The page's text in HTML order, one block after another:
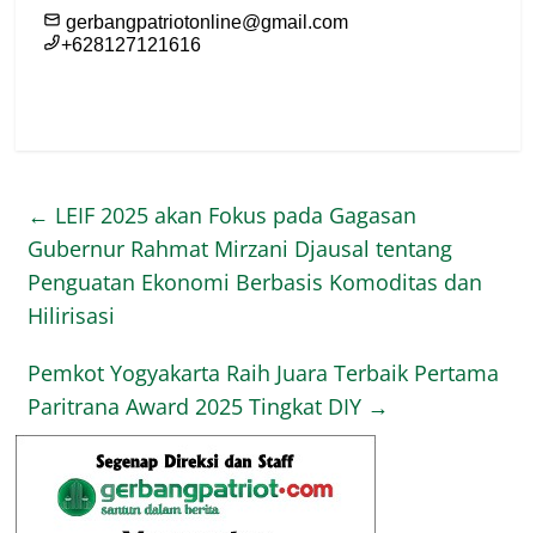
← LEIF 2025 akan Fokus pada Gagasan
Gubernur Rahmat Mirzani Djausal tentang
Penguatan Ekonomi Berbasis Komoditas dan
Hilirisasi
Pemkot Yogyakarta Raih Juara Terbaik Pertama
Paritrana Award 2025 Tingkat DIY →